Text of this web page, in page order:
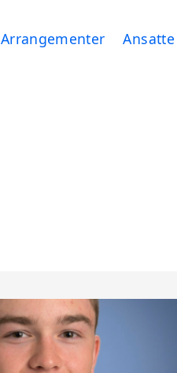
Arrangementer Ansatte